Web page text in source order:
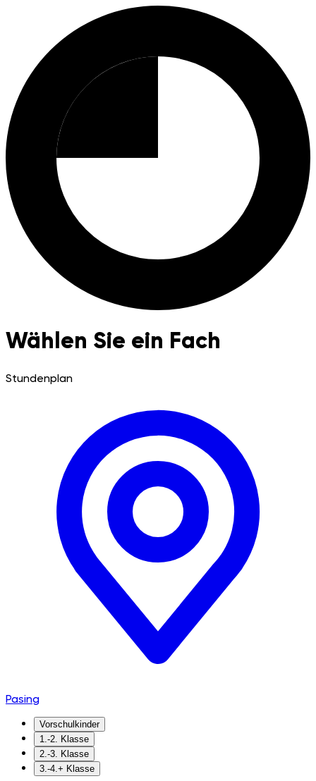
Wählen Sie ein Fach
Stundenplan
Pasing
Vorschulkinder
1.-2. Klasse
2.-3. Klasse
3.-4.+ Klasse